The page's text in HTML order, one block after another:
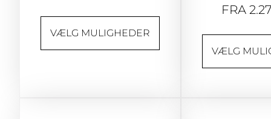
VÆLG MULIGHEDER
FRA
VÆLG